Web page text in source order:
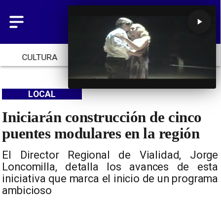
CULTURA TENDENCIAS INICIO
Iniciarán construcción de cinco
puentes modulares en la región
El Director Regional de Vialidad, Jorge
Loncomilla, detalla los avances de esta
iniciativa que marca el inicio de un programa
ambicioso
LOCAL